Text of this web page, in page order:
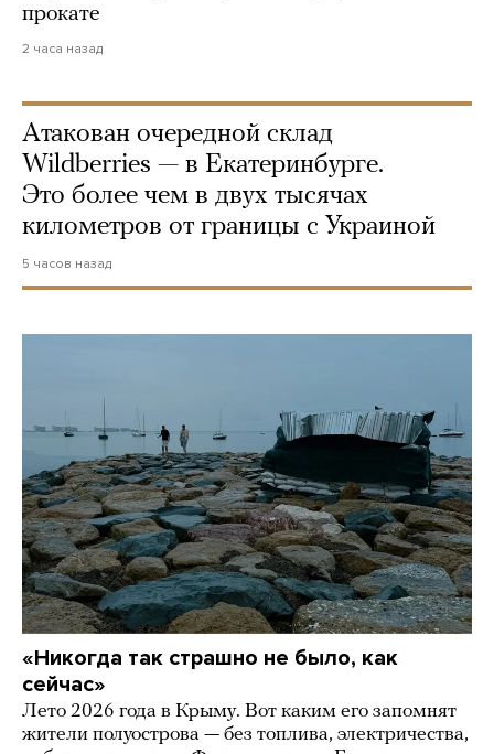
прокате
2 часа назад
Атакован очередной склад
Wildberries — в Екатеринбурге.
Это более чем в двух тысячах
километров от границы с Украиной
5 часов назад
«Никогда так страшно не было, как
сейчас»
Лето 2026 года в Крыму. Вот каким его запомнят
жители полуострова — без топлива, электричества,